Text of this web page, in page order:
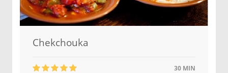
Chekchouka
30 MIN